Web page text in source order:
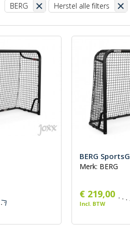
BERG Herstel alle filters
BERG
Merk: BERG
€ 219,00
Incl. BTW